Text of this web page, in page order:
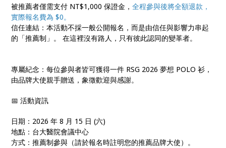
被推薦者僅需支付 NT$1,000 保證金，全程參與後將全額退款，
實際報名費為 $0。
信任連結：本活動不採一般公開報名，而是由信任與影響力串起
的「推薦制」。 在這裡沒有路人，只有彼此認同的變革者。
專屬紀念：每位參與者皆可獲得一件 RSG 2026 夢想 POLO 衫，
由品牌大使親手贈送，象徵歡迎與感謝。
📅 活動資訊
日期：2026 年 8 月 15 日 (六)
地點：台大醫院會議中心
方式：推薦制參與（請於報名時註明您的推薦品牌大使）。